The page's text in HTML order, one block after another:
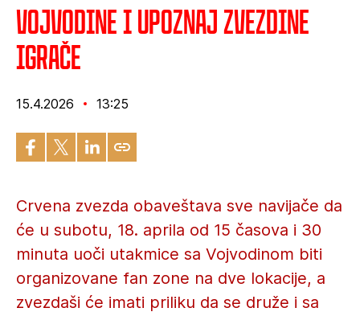
Vojvodine i upoznaj Zvezdine
igrače
15.4.2026 13:25
Crvena zvezda obaveštava sve navijače da
će u subotu, 18. aprila od 15 časova i 30
minuta uoči utakmice sa Vojvodinom biti
organizovane fan zone na dve lokacije, a
zvezdaši će imati priliku da se druže i sa